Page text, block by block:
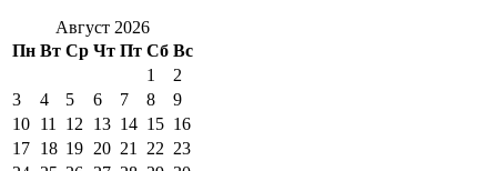
Август 2026
Пн Вт Ср Чт Пт Сб Вс
1
2
3
4 5 6 7 8
9
10 11 12 13 14 15 16
17 18 19 20 21 22 23